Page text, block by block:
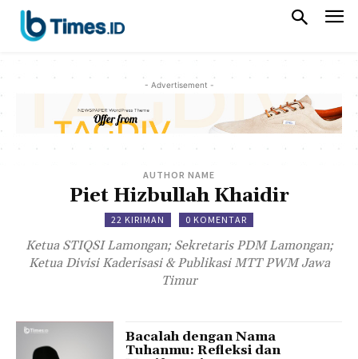
- Advertisement -
AUTHOR NAME
Piet Hizbullah Khaidir
22 KIRIMAN 0 KOMENTAR
Ketua STIQSI Lamongan; Sekretaris PDM Lamongan;
Ketua Divisi Kaderisasi & Publikasi MTT PWM Jawa
Timur
Bacalah dengan Nama
Tuhanmu: Refleksi dan